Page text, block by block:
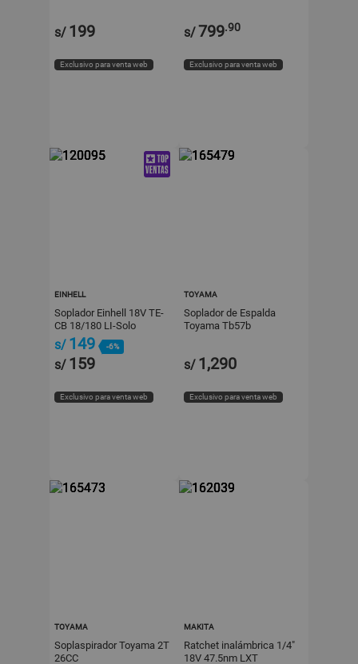
s/ 199
Exclusivo para venta web
s/799.90
Exclusivo para venta web
EINHELL
Soplador Einhell 18V TE-
CB 18/180 LI-Solo
s/ 149 -6%
s/ 159
Exclusivo para venta web
TOYAMA
Soplador de Espalda
Toyama Tb57b
s/ 1,290
Exclusivo para venta web
TOYAMA
Soplaspirador Toyama 2T
26CC
MAKITA
Ratchet inalámbrica 1/4"
18V 47.5nm LXT